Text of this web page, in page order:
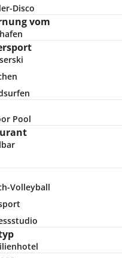
Disco
vom
Pool
Volleyball